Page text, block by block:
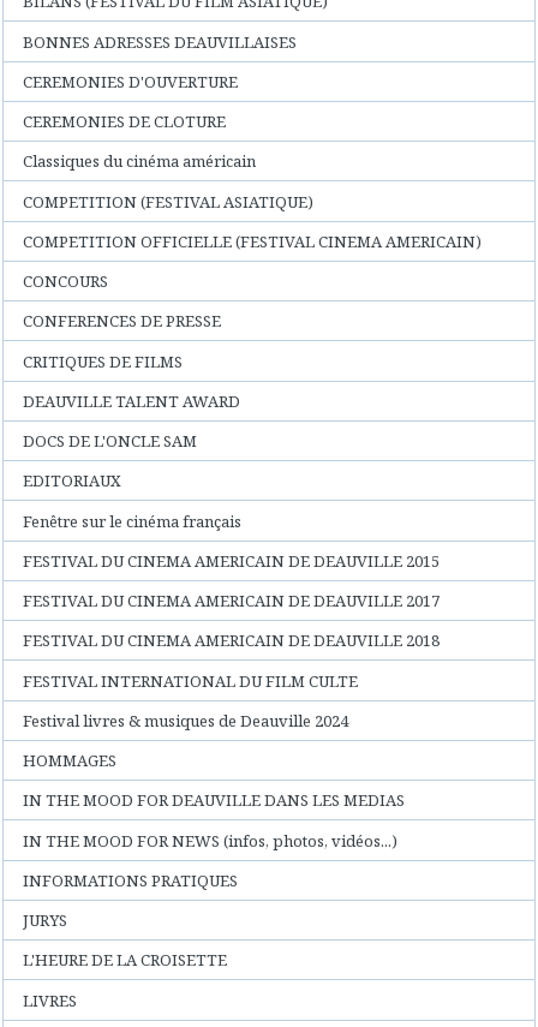
BONNES ADRESSES DEAUVILLAISES
CEREMONIES D'OUVERTURE
CEREMONIES DE CLOTURE
Classiques du cinéma américain
COMPETITION (FESTIVAL ASIATIQUE)
COMPETITION OFFICIELLE (FESTIVAL CINEMA AMERICAIN)
CONCOURS
CONFERENCES DE PRESSE
CRITIQUES DE FILMS
DEAUVILLE TALENT AWARD
DOCS DE L'ONCLE SAM
EDITORIAUX
Fenêtre sur le cinéma français
FESTIVAL DU CINEMA AMERICAIN DE DEAUVILLE 2015
FESTIVAL DU CINEMA AMERICAIN DE DEAUVILLE 2017
FESTIVAL DU CINEMA AMERICAIN DE DEAUVILLE 2018
FESTIVAL INTERNATIONAL DU FILM CULTE
Festival livres & musiques de Deauville 2024
HOMMAGES
IN THE MOOD FOR DEAUVILLE DANS LES MEDIAS
IN THE MOOD FOR NEWS (infos, photos, vidéos...)
INFORMATIONS PRATIQUES
JURYS
L'HEURE DE LA CROISETTE
LIVRES